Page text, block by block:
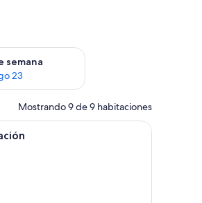
16
semana
23
para el próximo fin de semana
Mostrando 9 de 9 habitaciones
Un comedor moderno con una mesa larga